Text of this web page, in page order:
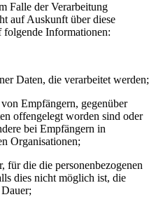
Falle der Verarbeitung
auf Auskunft über diese
folgende Informationen:
Daten, die verarbeitet werden;
Empfängern, gegenüber
offengelegt worden sind oder
bei Empfängern in
Organisationen;
für die die personenbezogenen
dies nicht möglich ist, die